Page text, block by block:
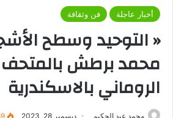
أخبار عاجلة فن وثقافة
« التوحيد وسطح
محمد برطش بالمتحف
الروماني بالاسكندرية
محمد عبد الحكيم ديسمبر 28, 2023